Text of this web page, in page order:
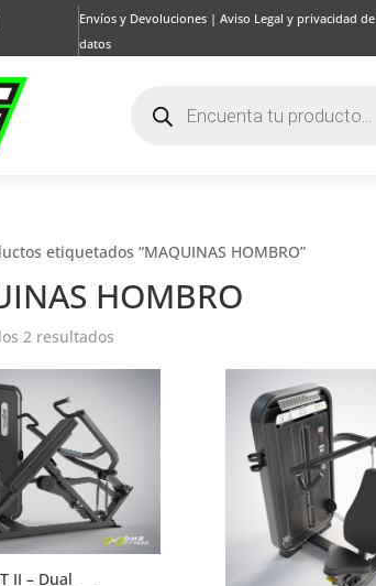
Envíos y Devoluciones| Aviso Legal y privacidad de
datos
productos
etiquetados “MAQUINAS HOMBRO”
HOMBRO
2 resultados
II – Dual